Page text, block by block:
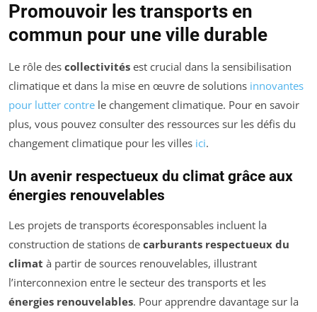
Promouvoir les transports en
commun pour une ville durable
Le rôle des collectivités est crucial dans la sensibilisation
climatique et dans la mise en œuvre de solutions innovantes
pour lutter contre le changement climatique. Pour en savoir
plus, vous pouvez consulter des ressources sur les défis du
changement climatique pour les villes ici.
Un avenir respectueux du climat grâce aux
énergies renouvelables
Les projets de transports écoresponsables incluent la
construction de stations de carburants respectueux du
climat à partir de sources renouvelables, illustrant
l’interconnexion entre le secteur des transports et les
énergies renouvelables. Pour apprendre davantage sur la